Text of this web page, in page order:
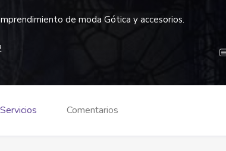
de moda Gótica y accesorios.
Comentarios